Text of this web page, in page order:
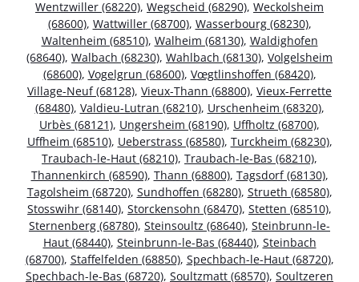
Wentzwiller (68220), Wegscheid (68290), Weckolsheim
(68600), Wattwiller (68700), Wasserbourg (68230),
Waltenheim (68510), Walheim (68130), Waldighofen
(68640), Walbach (68230), Wahlbach (68130), Volgelsheim
(68600), Vogelgrun (68600), Vœgtlinshoffen (68420),
Village-Neuf (68128), Vieux-Thann (68800), Vieux-Ferrette
(68480), Valdieu-Lutran (68210), Urschenheim (68320),
Urbès (68121), Ungersheim (68190), Uffholtz (68700),
Uffheim (68510), Ueberstrass (68580), Turckheim (68230),
Traubach-le-Haut (68210), Traubach-le-Bas (68210),
Thannenkirch (68590), Thann (68800), Tagsdorf (68130),
Tagolsheim (68720), Sundhoffen (68280), Strueth (68580),
Stosswihr (68140), Storckensohn (68470), Stetten (68510),
Sternenberg (68780), Steinsoultz (68640), Steinbrunn-le-
Haut (68440), Steinbrunn-le-Bas (68440), Steinbach
(68700), Staffelfelden (68850), Spechbach-le-Haut (68720),
Spechbach-le-Bas (68720), Soultzmatt (68570), Soultzeren